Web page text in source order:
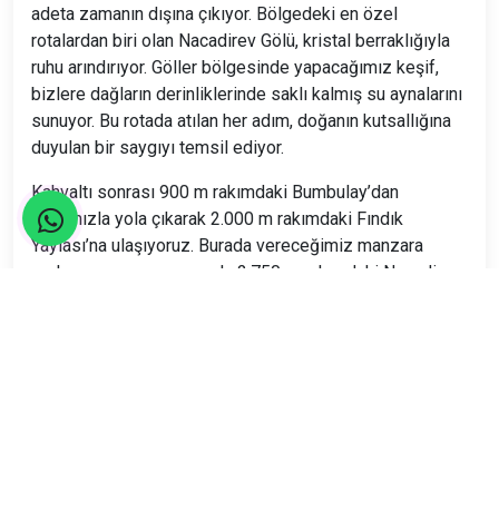
adeta zamanın dışına çıkıyor. Bölgedeki en özel
rotalardan biri olan Nacadirev Gölü, kristal berraklığıyla
ruhu arındırıyor. Göller bölgesinde yapacağımız keşif,
bizlere dağların derinliklerinde saklı kalmış su aynalarını
sunuyor. Bu rotada atılan her adım, doğanın kutsallığına
duyulan bir saygıyı temsil ediyor.
Kahvaltı sonrası 900 m rakımdaki Bumbulay’dan
aracımızla yola çıkarak 2.000 m rakımdaki Fındık
Yaylası’na ulaşıyoruz. Burada vereceğimiz manzara
molası sonrası, aracımızla 2.750 m rakımdaki Nacadirev